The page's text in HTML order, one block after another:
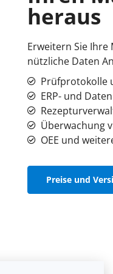
heraus
Erweitern Sie
nützliche Daten
Prüfprotokolle
ERP- und
Überwachung
OEE und
Preise und